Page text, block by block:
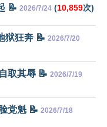
📝 2026/7/24 (10,859次)
狱狂奔 📝 2026/7/20
取其辱 📝 2026/7/19
党魁 📝 2026/7/18